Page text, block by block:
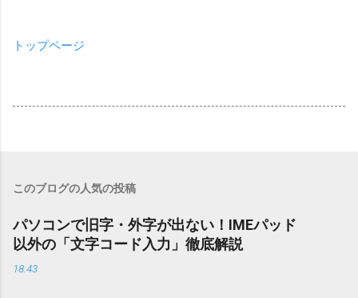
トップページ
このブログの人気の投稿
パソコンで旧字・外字が出ない！IMEパッド
以外の「文字コード入力」徹底解説
18:43